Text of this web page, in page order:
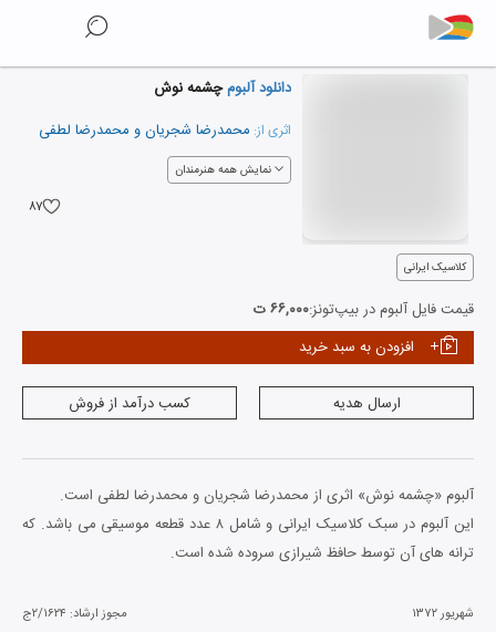
دانلود آلبومچشمه نوش
اثری از: محمدرضا شجریانو محمدرضا لطفی
نمایش همه هنرمندان
۸۷
کلاسیک ایرانی
قیمت فایل آلبوم در بیپ‌تونز:۶۶,۰۰۰ ت
افزودن به سبد خرید
ارسال هدیه کسب درآمد از فروش
آلبوم «چشمه نوش» اثری از محمدرضا شجریان و محمدرضا لطفی است.
این آلبوم در سبک کلاسیک ایرانی و شامل ۸ عدد قطعه موسیقی می باشد. که
ترانه های آن توسط حافظ شیرازی سروده شده است.
شهریور ۱۳۷۲ مجوز ارشاد: ۲/۱۶۲۴ج